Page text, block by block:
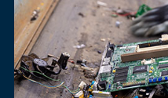
voor
elektronica
recycling